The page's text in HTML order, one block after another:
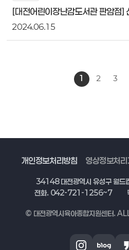
[대전어린이장난감도서관 판암점]
2024.06.15
1 2 3
개인정보처리방침 영상정보처
34148 대전광역시 유성구 월
전화. 042-721-1256~7
© 대전광역시육아종합지원센터.